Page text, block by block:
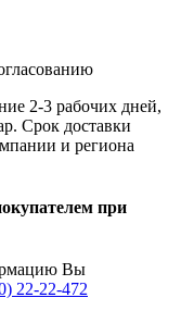
2-3 рабочих дней,
Срок доставки
и региона
при
Вы
22-22-472